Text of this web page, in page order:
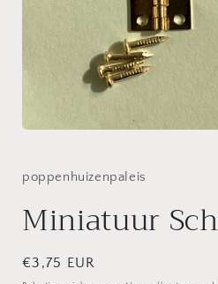
in
modaal
poppenhuizenpaleis
Miniatuur
Normale
€3,75 EUR